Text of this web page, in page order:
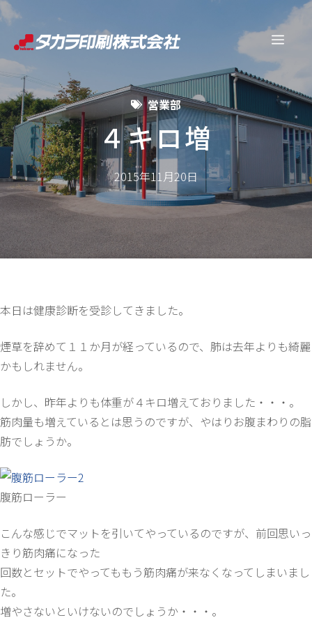
コ
ン
へ
ス
キ
プ
メ
ュ
ー
営業部
４キロ増
2015年11月20日
本日は健康診断を受診してきました。
煙草を辞めて１１か月が経っているので、肺は去年よりも綺麗
かもしれません。
しかし、昨年よりも体重が４キロ増えておりました・・・。
筋肉量も増えているとは思うのですが、やはりお腹まわりの脂
肪でしょうか。
腹筋ローラー
こんな感じでマットを引いてやっているのですが、前回思いっ
きり筋肉痛になった
回数とセットでやってももう筋肉痛が来なくなってしまいまし
た。
増やさないといけないのでしょうか・・・。